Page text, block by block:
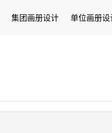
集团画册设计 单位画册设